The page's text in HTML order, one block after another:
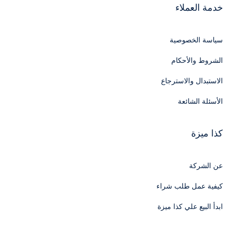
خدمة العملاء
سياسة الخصوصية
الشروط والأحكام
الاستبدال والاسترجاع
الأسئلة الشائعة
كذا ميزة
عن الشركة
كيفية عمل طلب شراء
ابدأ البيع علي كذا ميزة